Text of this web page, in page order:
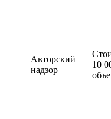
Авторский
надзор
10